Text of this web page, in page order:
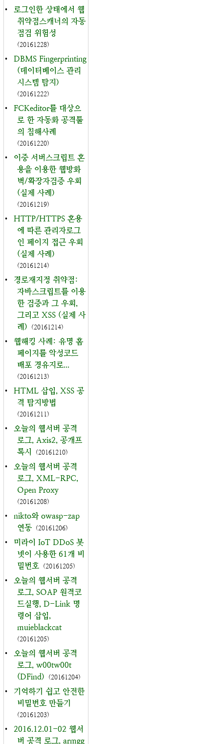
•
로그인한 상태에서 웹
취약점스캐너의 자동
점검 위험성
(20161228)
•
DBMS Fingerprinting
(데이터베이스 관리
시스템 탐지)
(20161222)
•
FCKeditor를 대상으
로 한 자동화 공격툴
의 침해사례
(20161220)
•
이중 서버스크립트 혼
용을 이용한 웹방화
벽/확장자검증 우회
(실제 사례)
(20161219)
•
HTTP/HTTPS 혼용
에 따른 관리자로그
인 페이지 접근 우회
(실제 사례)
(20161214)
•
경로재지정 취약점:
자바스크립트를 이용
한 검증과 그 우회,
그리고 XSS (실제 사
례)
(20161214)
•
웹해킹 사례: 유명 홈
페이지를 악성코드
배포 경유지로...
(20161213)
•
HTML 삽입, XSS 공
격 탐지방법
(20161211)
•
오늘의 웹서버 공격
로그, Axis2, 공개프
록시
(20161210)
•
오늘의 웹서버 공격
로그, XML-RPC,
Open Proxy
(20161208)
•
nikto와 owasp-zap
연동 (20161206)
•
미라이 IoT DDoS 봇
넷이 사용한 61개 비
밀번호 (20161205)
•
오늘의 웹서버 공격
로그, SOAP 원격코
드실행, D-Link 명
령어 삽입,
muieblackcat
(20161205)
•
오늘의 웹서버 공격
로그, w00tw00t
(DFind)
(20161204)
•
기억하기 쉽고 안전한
비밀번호 만들기
(20161203)
•
2016.12.01-02 웹서
버 공격 로그, armgg